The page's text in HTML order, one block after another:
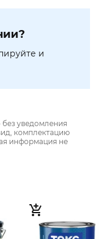
и
без уведомления
комплектацию
информация не